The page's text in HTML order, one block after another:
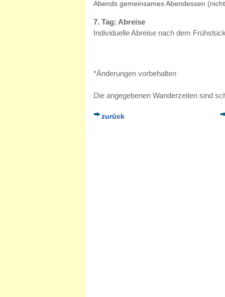
Abends gemeinsames Abendessen
7. Tag: Abreise
Individuelle Abreise nach dem
*Änderungen vorbehalten
Die angegebenen Wanderzeiten sind
zurück